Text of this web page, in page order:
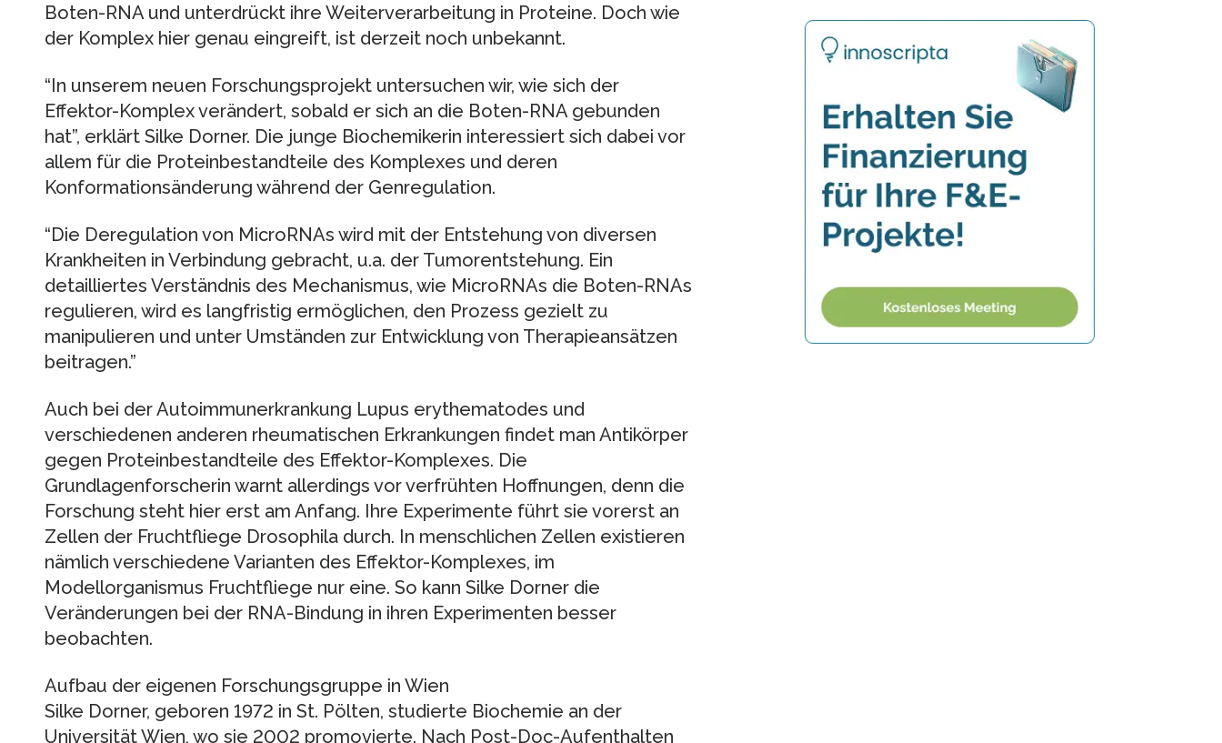
Boten-RNA und unterdrückt ihre Weiterverarbeitung in Proteine. Doch wie
der Komplex hier genau eingreift, ist derzeit noch unbekannt.
“In unserem neuen Forschungsprojekt untersuchen wir, wie sich der
Effektor-Komplex verändert, sobald er sich an die Boten-RNA gebunden
hat”, erklärt Silke Dorner. Die junge Biochemikerin interessiert sich dabei vor
allem für die Proteinbestandteile des Komplexes und deren
Konformationsänderung während der Genregulation.
“Die Deregulation von MicroRNAs wird mit der Entstehung von diversen
Krankheiten in Verbindung gebracht, u.a. der Tumorentstehung. Ein
detailliertes Verständnis des Mechanismus, wie MicroRNAs die Boten-RNAs
regulieren, wird es langfristig ermöglichen, den Prozess gezielt zu
manipulieren und unter Umständen zur Entwicklung von Therapieansätzen
beitragen.”
Auch bei der Autoimmunerkrankung Lupus erythematodes und
verschiedenen anderen rheumatischen Erkrankungen findet man Antikörper
gegen Proteinbestandteile des Effektor-Komplexes. Die
Grundlagenforscherin warnt allerdings vor verfrühten Hoffnungen, denn die
Forschung steht hier erst am Anfang. Ihre Experimente führt sie vorerst an
Zellen der Fruchtfliege Drosophila durch. In menschlichen Zellen existieren
nämlich verschiedene Varianten des Effektor-Komplexes, im
Modellorganismus Fruchtfliege nur eine. So kann Silke Dorner die
Veränderungen bei der RNA-Bindung in ihren Experimenten besser
beobachten.
Aufbau der eigenen Forschungsgruppe in Wien
Silke Dorner, geboren 1972 in St. Pölten, studierte Biochemie an der
Universität Wien, wo sie 2002 promovierte. Nach Post-Doc-Aufenthalten